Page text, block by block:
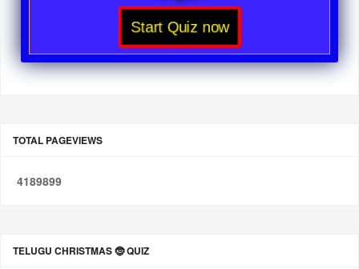
Start Quiz now
TOTAL PAGEVIEWS
4189899
TELUGU CHRISTMAS 🤶 QUIZ